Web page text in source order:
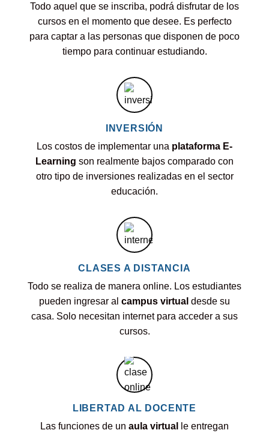
Todo aquel que se inscriba, podrá disfrutar de los
cursos en el momento que desee. Es perfecto
para captar a las personas que disponen de poco
tiempo para continuar estudiando.
INVERSIÓN
Los costos de implementar una plataforma E-
Learning son realmente bajos comparado con
otro tipo de inversiones realizadas en el sector
educación.
CLASES A DISTANCIA
Todo se realiza de manera online. Los estudiantes
pueden ingresar al campus virtual desde su
casa. Solo necesitan internet para acceder a sus
cursos.
LIBERTAD AL DOCENTE
Las funciones de un aula virtual le entregan